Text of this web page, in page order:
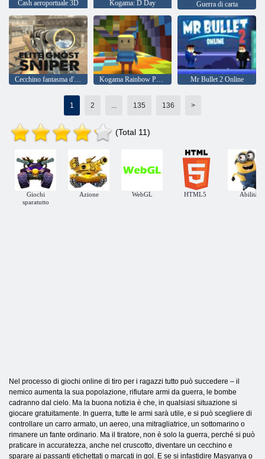
Cash aeroportuale 3D Kogama: D Day Guerra di carta
Cecchino fantasma d'élite Kogama Rainbow Parkour Mr Bullet 2 Online
1 2 ... 135 136 >
(Total 11)
Giochi
sparatutto
Azione WebGL HTML5 Abilità
Nel processo di giochi online di tiro per i ragazzi tutto può succedere – il
nemico aumenta la sua popolazione, rifiutare armi da guerra, le bombe
cadranno dal cielo. Ma la buona notizia è che, in qualsiasi situazione si
giocare gratuitamente. In guerra, tutte le armi sarà utile, e si può scegliere di
controllare un carro armato, un aereo, una mitragliatrice, un sottomarino o
rimanere un fante ordinario. Ma il tiratore, non è solo la guerra, perché si può
praticare in accuratezza, anche nel cruscotto, diventare un cecchino e
sparare ai passanti etichettati o marcati in gol. E se si infastidire Masyanya o